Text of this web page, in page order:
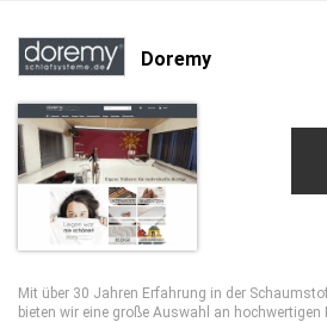
Doremy
Mit über 30 Jahren Erfahrung in der
bieten wir eine große Auswahl an hochwertigen